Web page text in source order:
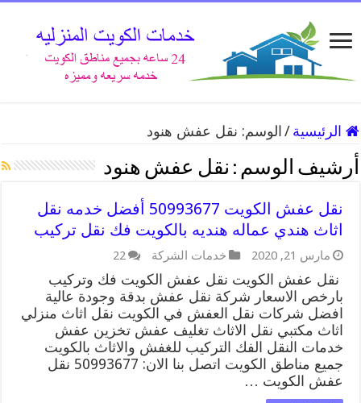
الرئيسية / الوسم: نقل عفش هنود
أرشيف الوسم : نقل عفش هنود
نقل عفش الكويت 50993677 أفضل خدمه نقل
اثاث هندي عماله هنديه بالكويت فك نقل تركيب
مارس 21, 2020 خدمات الشركة 22
نقل عفش الكويت نقل عفش الكويت فك وتركيب
بارخص الاسعار شركة نقل عفش بدقة وجودة عالية
افضل شركات نقل العفش في الكويت نقل اثاث منزلي
اثاث مكتبي نقل الاثاث تغليف عفش تخزين عفش
خدمات النقل الفك التركيب للغفش والاثاث بالكويت
جميع مناطق الكويت اتصل بنا الان: 50993677 نقل
عفش الكويت …